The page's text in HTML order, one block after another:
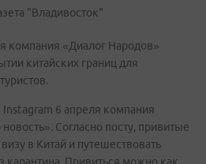
"Владивосток"
компания «Диалог Народов»
китайских границ для
6 апреля компания
Согласно посту, привитые
в Китай и путешествовать